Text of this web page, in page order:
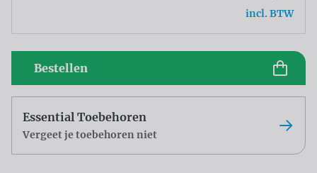
incl. BTW
Bestellen
Essential Toebehoren
Vergeet je toebehoren niet